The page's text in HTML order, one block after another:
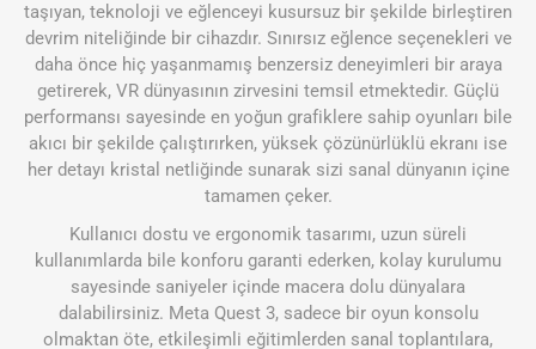
taşıyan, teknoloji ve eğlenceyi kusursuz bir şekilde birleştiren
devrim niteliğinde bir cihazdır. Sınırsız eğlence seçenekleri ve
daha önce hiç yaşanmamış benzersiz deneyimleri bir araya
getirerek, VR dünyasının zirvesini temsil etmektedir. Güçlü
performansı sayesinde en yoğun grafiklere sahip oyunları bile
akıcı bir şekilde çalıştırırken, yüksek çözünürlüklü ekranı ise
her detayı kristal netliğinde sunarak sizi sanal dünyanın içine
tamamen çeker.
Kullanıcı dostu ve ergonomik tasarımı, uzun süreli
kullanımlarda bile konforu garanti ederken, kolay kurulumu
sayesinde saniyeler içinde macera dolu dünyalara
dalabilirsiniz. Meta Quest 3, sadece bir oyun konsolu
olmaktan öte, etkileşimli eğitimlerden sanal toplantılara,